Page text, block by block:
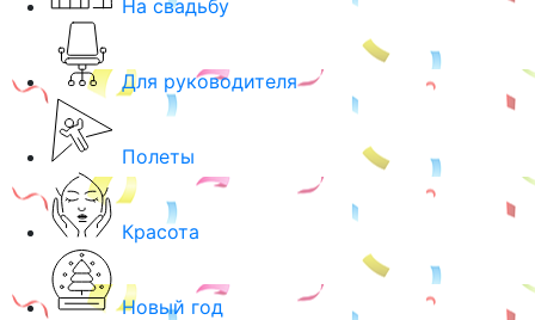
На свадьбу
Для руководителя
Полеты
Красота
Новый год